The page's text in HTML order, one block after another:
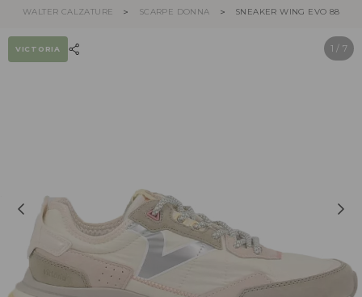
WALTER CALZATURE SCARPE DONNA SNEAKER WING EVO 8811100
1 / 7
VICTORIA